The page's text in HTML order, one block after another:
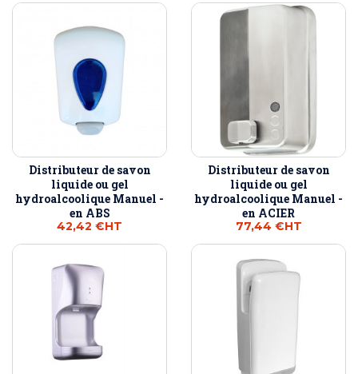
Distributeur de savon
liquide ou gel
hydroalcoolique Manuel -
en ABS
42,42 €HT
Distributeur de savon
liquide ou gel
hydroalcoolique Manuel -
en ACIER
77,44 €HT